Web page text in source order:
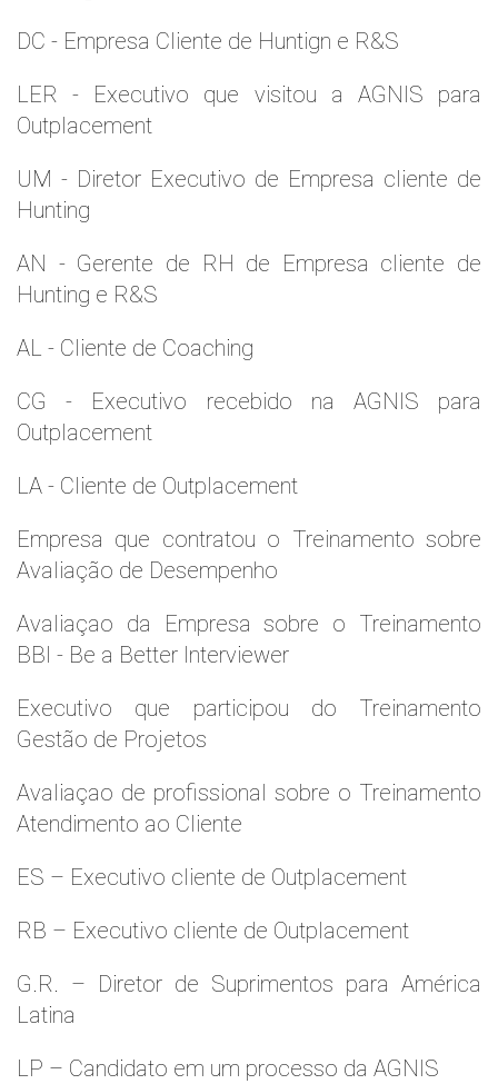
DC - Empresa Cliente de Huntign e R&S
LER - Executivo que visitou a AGNIS para
Outplacement
UM - Diretor Executivo de Empresa cliente de
Hunting
AN - Gerente de RH de Empresa cliente de
Hunting e R&S
AL - Cliente de Coaching
CG - Executivo recebido na AGNIS para
Outplacement
LA - Cliente de Outplacement
Empresa que contratou o Treinamento sobre
Avaliação de Desempenho
Avaliaçao da Empresa sobre o Treinamento
BBI - Be a Better Interviewer
Executivo que participou do Treinamento
Gestão de Projetos
Avaliaçao de profissional sobre o Treinamento
Atendimento ao Cliente
ES – Executivo cliente de Outplacement
RB – Executivo cliente de Outplacement
G.R. – Diretor de Suprimentos para América
Latina
LP – Candidato em um processo da AGNIS